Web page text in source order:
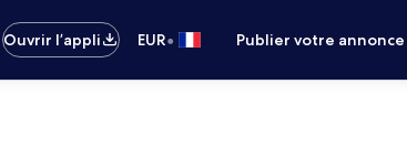
Ouvrir l’appli EUR• Publier votre annonce